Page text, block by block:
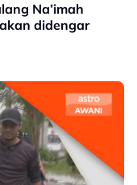
Na’imah
didengar